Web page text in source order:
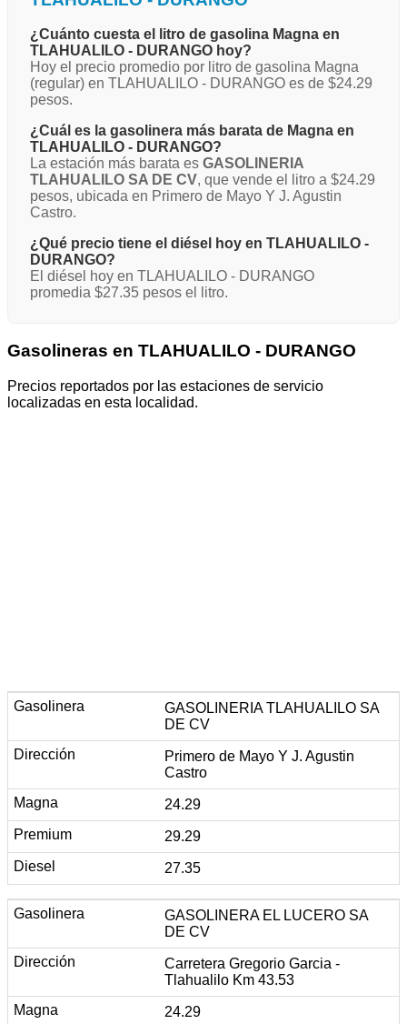
¿Cuánto cuesta el litro de gasolina Magna en
TLAHUALILO - DURANGO hoy?
Hoy el precio promedio por litro de gasolina Magna
(regular) en TLAHUALILO - DURANGO es de $24.29
pesos.
¿Cuál es la gasolinera más barata de Magna en
TLAHUALILO - DURANGO?
La estación más barata es GASOLINERIA
TLAHUALILO SA DE CV, que vende el litro a $24.29
pesos, ubicada en Primero de Mayo Y J. Agustin
Castro.
¿Qué precio tiene el diésel hoy en TLAHUALILO -
DURANGO?
El diésel hoy en TLAHUALILO - DURANGO
promedia $27.35 pesos el litro.
Gasolineras en TLAHUALILO - DURANGO
Precios reportados por las estaciones de servicio
localizadas en esta localidad.
GASOLINERIA TLAHUALILO SA
DE CV
Primero de Mayo Y J. Agustin
Castro
24.29
29.29
27.35
GASOLINERA EL LUCERO SA
DE CV
Carretera Gregorio Garcia -
Tlahualilo Km 43.53
24.29